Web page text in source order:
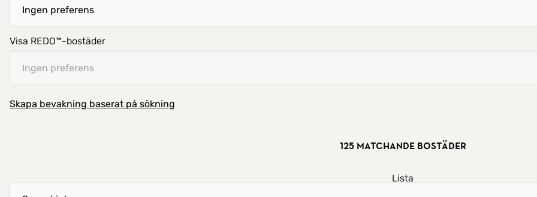
Visa REDO™-bostäder
Skapa bevakning baserat på sökning
Lista
125 matchande bostäder
Sortera efter